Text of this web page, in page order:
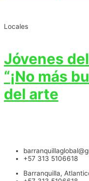
Locales
Jóvenes
“¡No más
del arte
+57 313 5106618
Barranquilla,